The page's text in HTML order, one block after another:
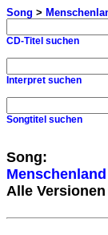
Song >
CD-Titel suchen
Interpret suchen
Songtitel suchen
Song:
Menschenland
Alle Versionen